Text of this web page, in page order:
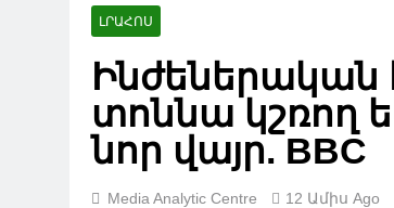
ԼՐԱՀՈՍ
Ինժեներական
տոննա կշռող
նոր վայր. BBC
Media Analytic Centre 12 Ամիս Ago